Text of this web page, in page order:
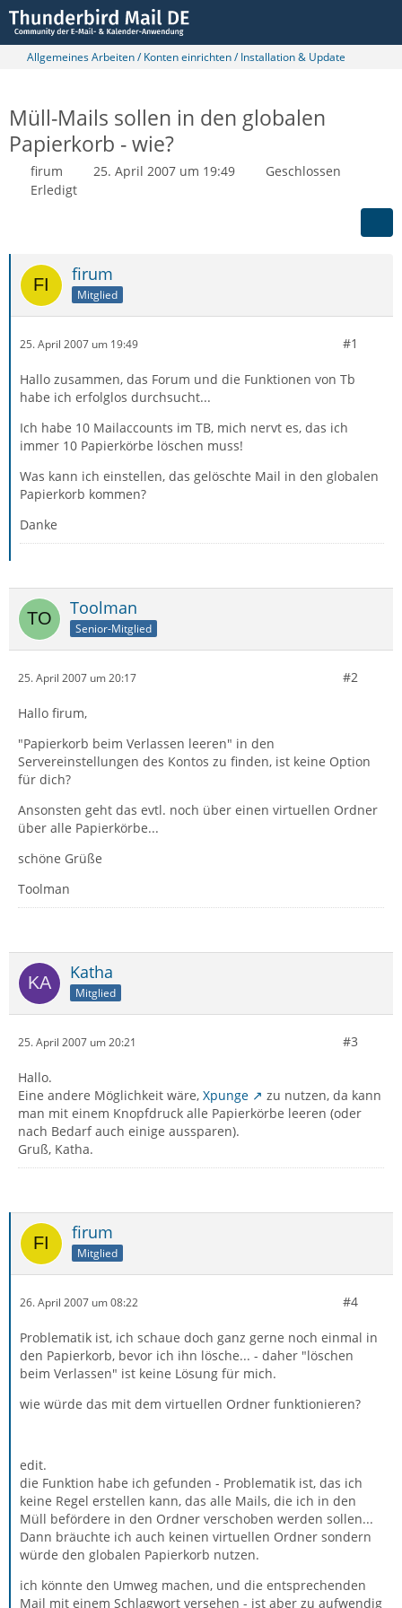
Allgemeines Arbeiten / Konten einrichten / Installation & Update
Müll-Mails sollen in den globalen
Papierkorb - wie?
firum 25. April 2007 um 19:49
Geschlossen
Erledigt
firum
Mitglied
25. April 2007 um 19:49 #1
Hallo zusammen, das Forum und die Funktionen von Tb
habe ich erfolglos durchsucht...
Ich habe 10 Mailaccounts im TB, mich nervt es, das ich
immer 10 Papierkörbe löschen muss!
Was kann ich einstellen, das gelöschte Mail in den globalen
Papierkorb kommen?
Danke
Toolman
Senior-Mitglied
25. April 2007 um 20:17 #2
Hallo firum,
"Papierkorb beim Verlassen leeren" in den
Servereinstellungen des Kontos zu finden, ist keine Option
für dich?
Ansonsten geht das evtl. noch über einen virtuellen Ordner
über alle Papierkörbe...
schöne Grüße
Toolman
Katha
Mitglied
25. April 2007 um 20:21 #3
Hallo.
Eine andere Möglichkeit wäre, Xpunge
zu nutzen, da kann
man mit einem Knopfdruck alle Papierkörbe leeren (oder
nach Bedarf auch einige aussparen).
Gruß, Katha.
firum
Mitglied
26. April 2007 um 08:22 #4
Problematik ist, ich schaue doch ganz gerne noch einmal in
den Papierkorb, bevor ich ihn lösche... - daher "löschen
beim Verlassen" ist keine Lösung für mich.
wie würde das mit dem virtuellen Ordner funktionieren?
edit.
die Funktion habe ich gefunden - Problematik ist, das ich
keine Regel erstellen kann, das alle Mails, die ich in den
Müll befördere in den Ordner verschoben werden sollen...
Dann bräuchte ich auch keinen virtuellen Ordner sondern
würde den globalen Papierkorb nutzen.
ich könnte den Umweg machen, und die entsprechenden
Mail mit einem Schlagwort versehen - ist aber zu aufwendig